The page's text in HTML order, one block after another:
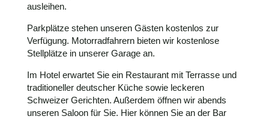
ausleihen.
Parkplätze stehen unseren Gästen kostenlos zur
Verfügung. Motorradfahrern bieten wir kostenlose
Stellplätze in unserer Garage an.
Im Hotel erwartet Sie ein Restaurant mit Terrasse und
traditioneller deutscher Küche sowie leckeren
Schweizer Gerichten. Außerdem öffnen wir abends
unseren Saloon für Sie. Hier können Sie an der Bar